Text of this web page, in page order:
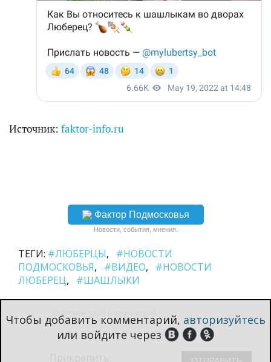
Источник: faktor-info.ru
Фактор Подмосковья
Новости, события, мнения.
ТЕГИ: #ЛЮБЕРЦЫ
#НОВОСТИ
ПОДМОСКОВЬЯ
#ВИДЕО
#НОВОСТИ
ЛЮБЕРЕЦ
#ШАШЛЫКИ
Чтобы добавить комментарий, авторизуйтесь
или войдите через